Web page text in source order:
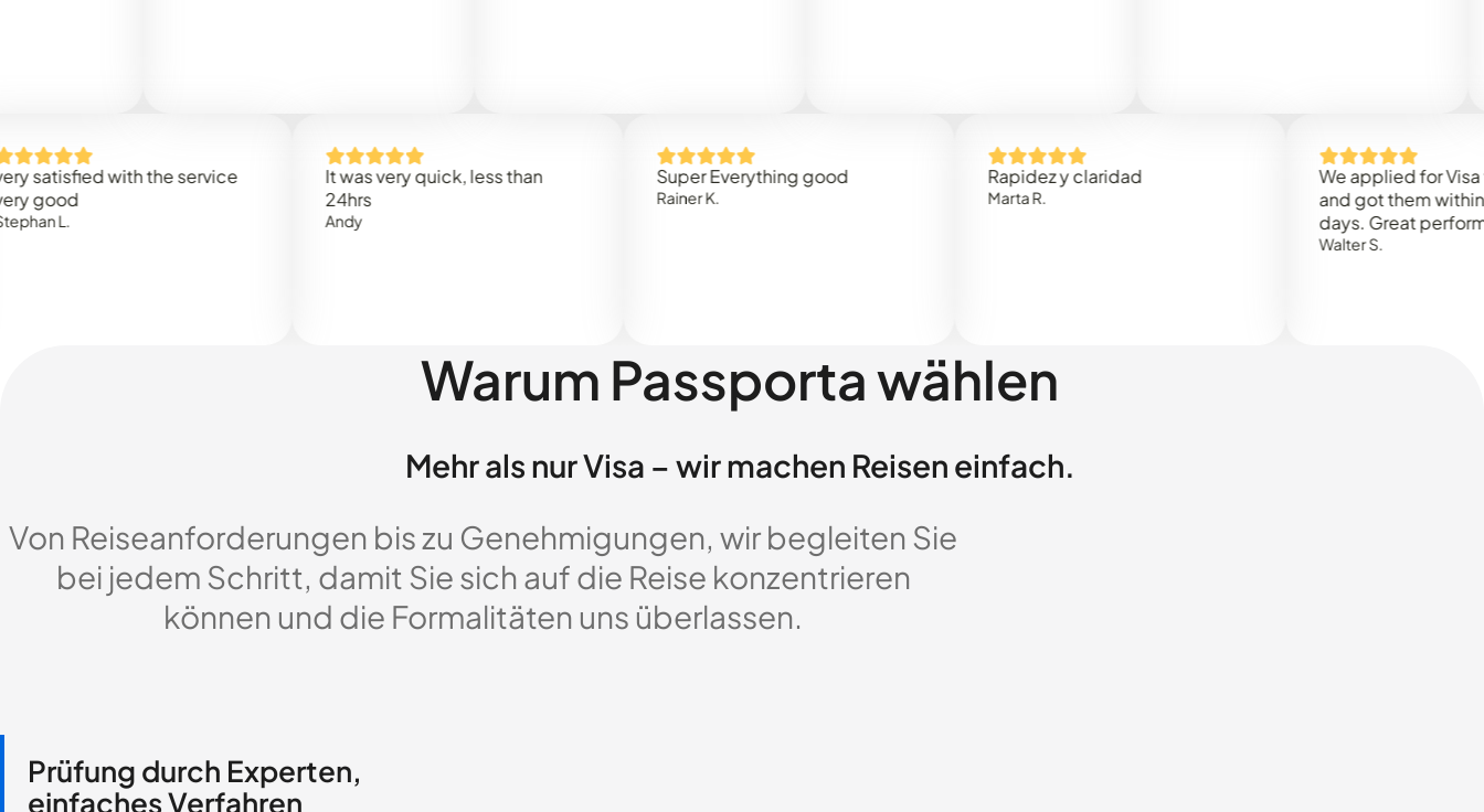
with the service
It was very quick, less than
Super Everything good
Rainer K.
Rapidez y claridad
We applied for Visa to
and got them within 3
days. Great performance!
Walter S.
Warum Passporta wählen
Mehr als nur Visa – wir machen Reisen einfach.
Von Reiseanforderungen bis zu Genehmigungen, wir begleiten Sie
bei jedem Schritt, damit Sie sich auf die Reise konzentrieren
können und die Formalitäten uns überlassen.
Prüfung durch Experten,
einfaches Verfahren